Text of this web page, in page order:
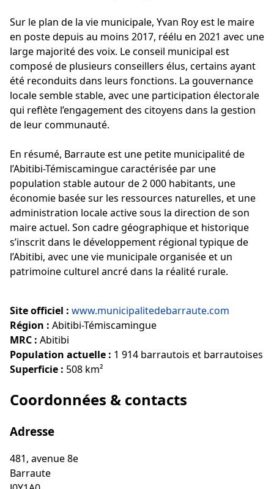
Sur le plan de la vie municipale, Yvan Roy est le maire
en poste depuis au moins 2017, réélu en 2021 avec une
large majorité des voix. Le conseil municipal est
composé de plusieurs conseillers élus, certains ayant
été reconduits dans leurs fonctions. La gouvernance
locale semble stable, avec une participation électorale
qui reflète l’engagement des citoyens dans la gestion
de leur communauté.
En résumé, Barraute est une petite municipalité de
l’Abitibi-Témiscamingue caractérisée par une
population stable autour de 2 000 habitants, une
économie basée sur les ressources naturelles, et une
administration locale active sous la direction de son
maire actuel. Son cadre géographique et historique
s’inscrit dans le développement régional typique de
l’Abitibi, avec une vie municipale organisée et un
patrimoine culturel ancré dans la réalité rurale.
Site officiel : www.municipalitedebarraute.com
Région : Abitibi-Témiscamingue
MRC : Abitibi
Population actuelle : 1 914 barrautois et barrautoises
Superficie : 508 km²
Coordonnées & contacts
Adresse
481, avenue 8e
Barraute